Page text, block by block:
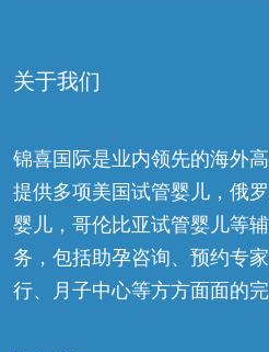
关于我们
锦喜国际是业内领先的海外
提供多项美国试管婴儿，俄
婴儿，哥伦比亚试管婴儿等
务，包括助孕咨询、预约专
行、月子中心等方方面面的完